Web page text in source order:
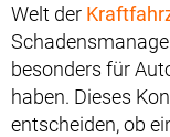
Welt der
besonders für
haben. Dieses
entscheiden, ob